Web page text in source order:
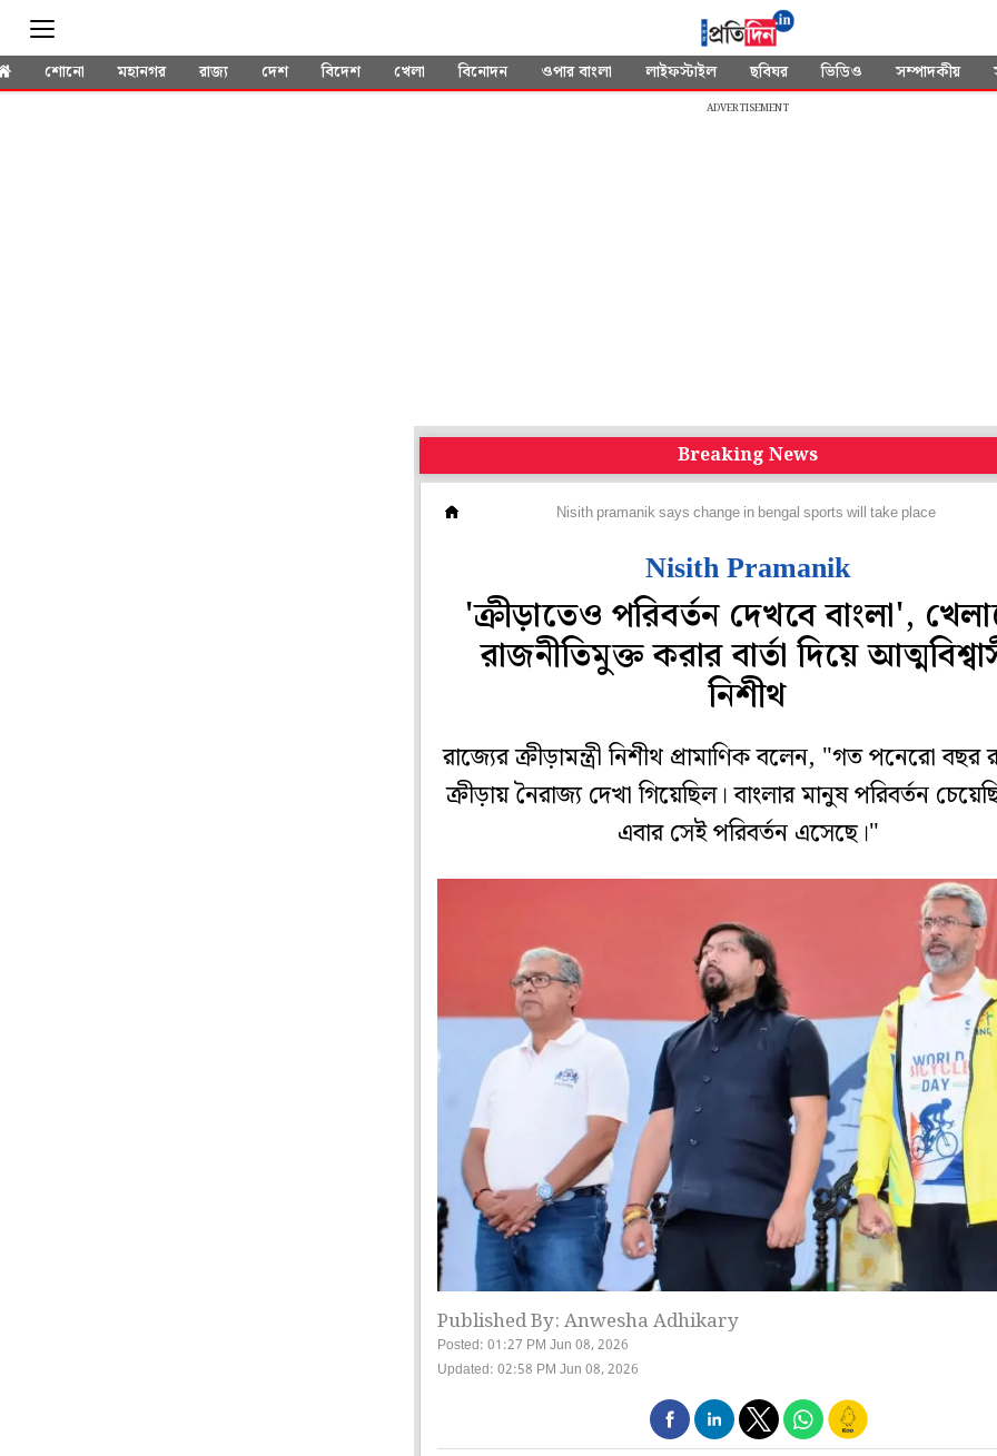
শোনো মহানগর রাজ্য দেশ বিদেশ খেলা বিনোদন ওপার বাংলা লাইফস্টাইল ছবিঘর ভিডিও সম্পাদকীয়
ADVERTISEMENT
Breaking News
Nisith pramanik says change in bengal sports will take place
Nisith Pramanik
'ক্রীড়াতেও পরিবর্তন দেখবে বাংলা',
রাজনীতিমুক্ত করার বার্তা দিয়ে
নিশীথ
রাজ্যের ক্রীড়ামন্ত্রী নিশীথ প্রামাণিক বলেন, "গত পনেরো বছর
ক্রীড়ায় নৈরাজ্য দেখা গিয়েছিল। বাংলার মানুষ পরিবর্তন
এবার সেই পরিবর্তন এসেছে।"
Published By: Anwesha Adhikary
Posted: 01:27 PM Jun 08, 2026
Updated: 02:58 PM Jun 08, 2026